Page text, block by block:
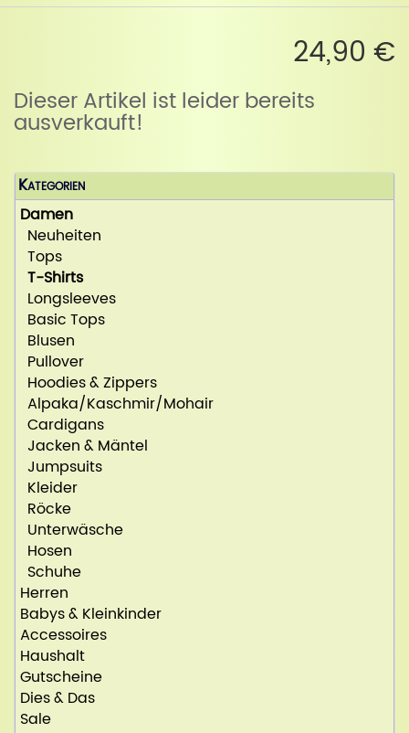
24,90 €
Dieser Artikel ist leider bereits
ausverkauft!
Kategorien
Damen
Neuheiten
Tops
T-Shirts
Longsleeves
Basic Tops
Blusen
Pullover
Hoodies & Zippers
Alpaka/Kaschmir/Mohair
Cardigans
Jacken & Mäntel
Jumpsuits
Kleider
Röcke
Unterwäsche
Hosen
Schuhe
Herren
Babys & Kleinkinder
Accessoires
Haushalt
Gutscheine
Dies & Das
Sale